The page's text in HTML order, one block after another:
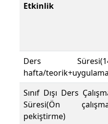
Etkinlik
Ders
hafta/
Sınıf Dışı Ders
Süresi(Ön
pekiştirme)